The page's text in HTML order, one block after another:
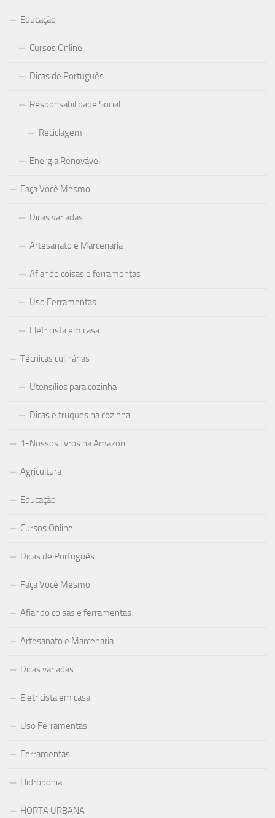
Educação
Cursos Online
Dicas de Português
Responsabilidade Social
Reciclagem
Energia Renovável
Faça Você Mesmo
Dicas variadas
Artesanato e Marcenaria
Afiando coisas e ferramentas
Uso Ferramentas
Eletricista em casa
Técnicas culinárias
Utensílios para cozinha
Dicas e truques na cozinha
1-Nossos livros na Amazon
Agricultura
Educação
Cursos Online
Dicas de Português
Faça Você Mesmo
Afiando coisas e ferramentas
Artesanato e Marcenaria
Dicas variadas
Eletricista em casa
Uso Ferramentas
Ferramentas
Hidroponia
HORTA URBANA